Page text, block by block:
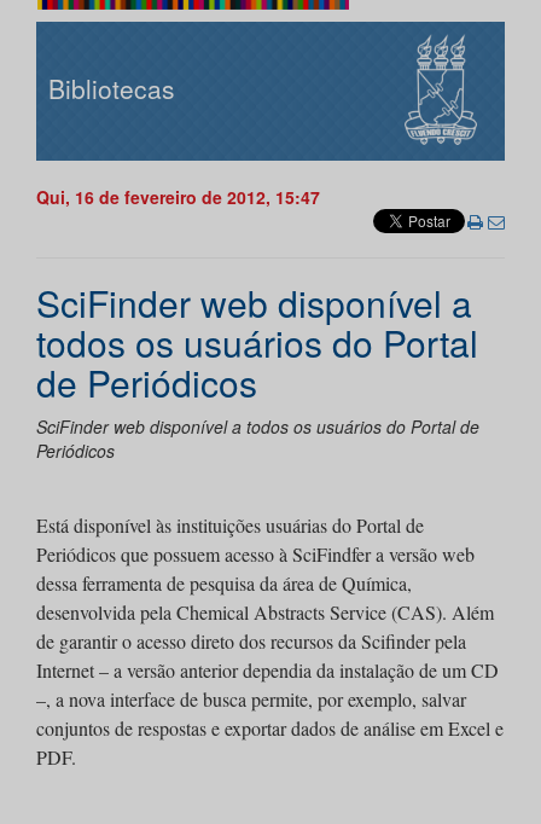
Bibliotecas
Qui, 16 de fevereiro de 2012, 15:47
SciFinder web disponível a
todos os usuários do Portal
de Periódicos
SciFinder web disponível a todos os usuários do Portal de
Periódicos
Está disponível às instituições usuárias do Portal de
Periódicos que possuem acesso à SciFindfer a versão web
dessa ferramenta de pesquisa da área de Química,
desenvolvida pela Chemical Abstracts Service (CAS). Além
de garantir o acesso direto dos recursos da Scifinder pela
Internet – a versão anterior dependia da instalação de um CD
–, a nova interface de busca permite, por exemplo, salvar
conjuntos de respostas e exportar dados de análise em Excel e
PDF.